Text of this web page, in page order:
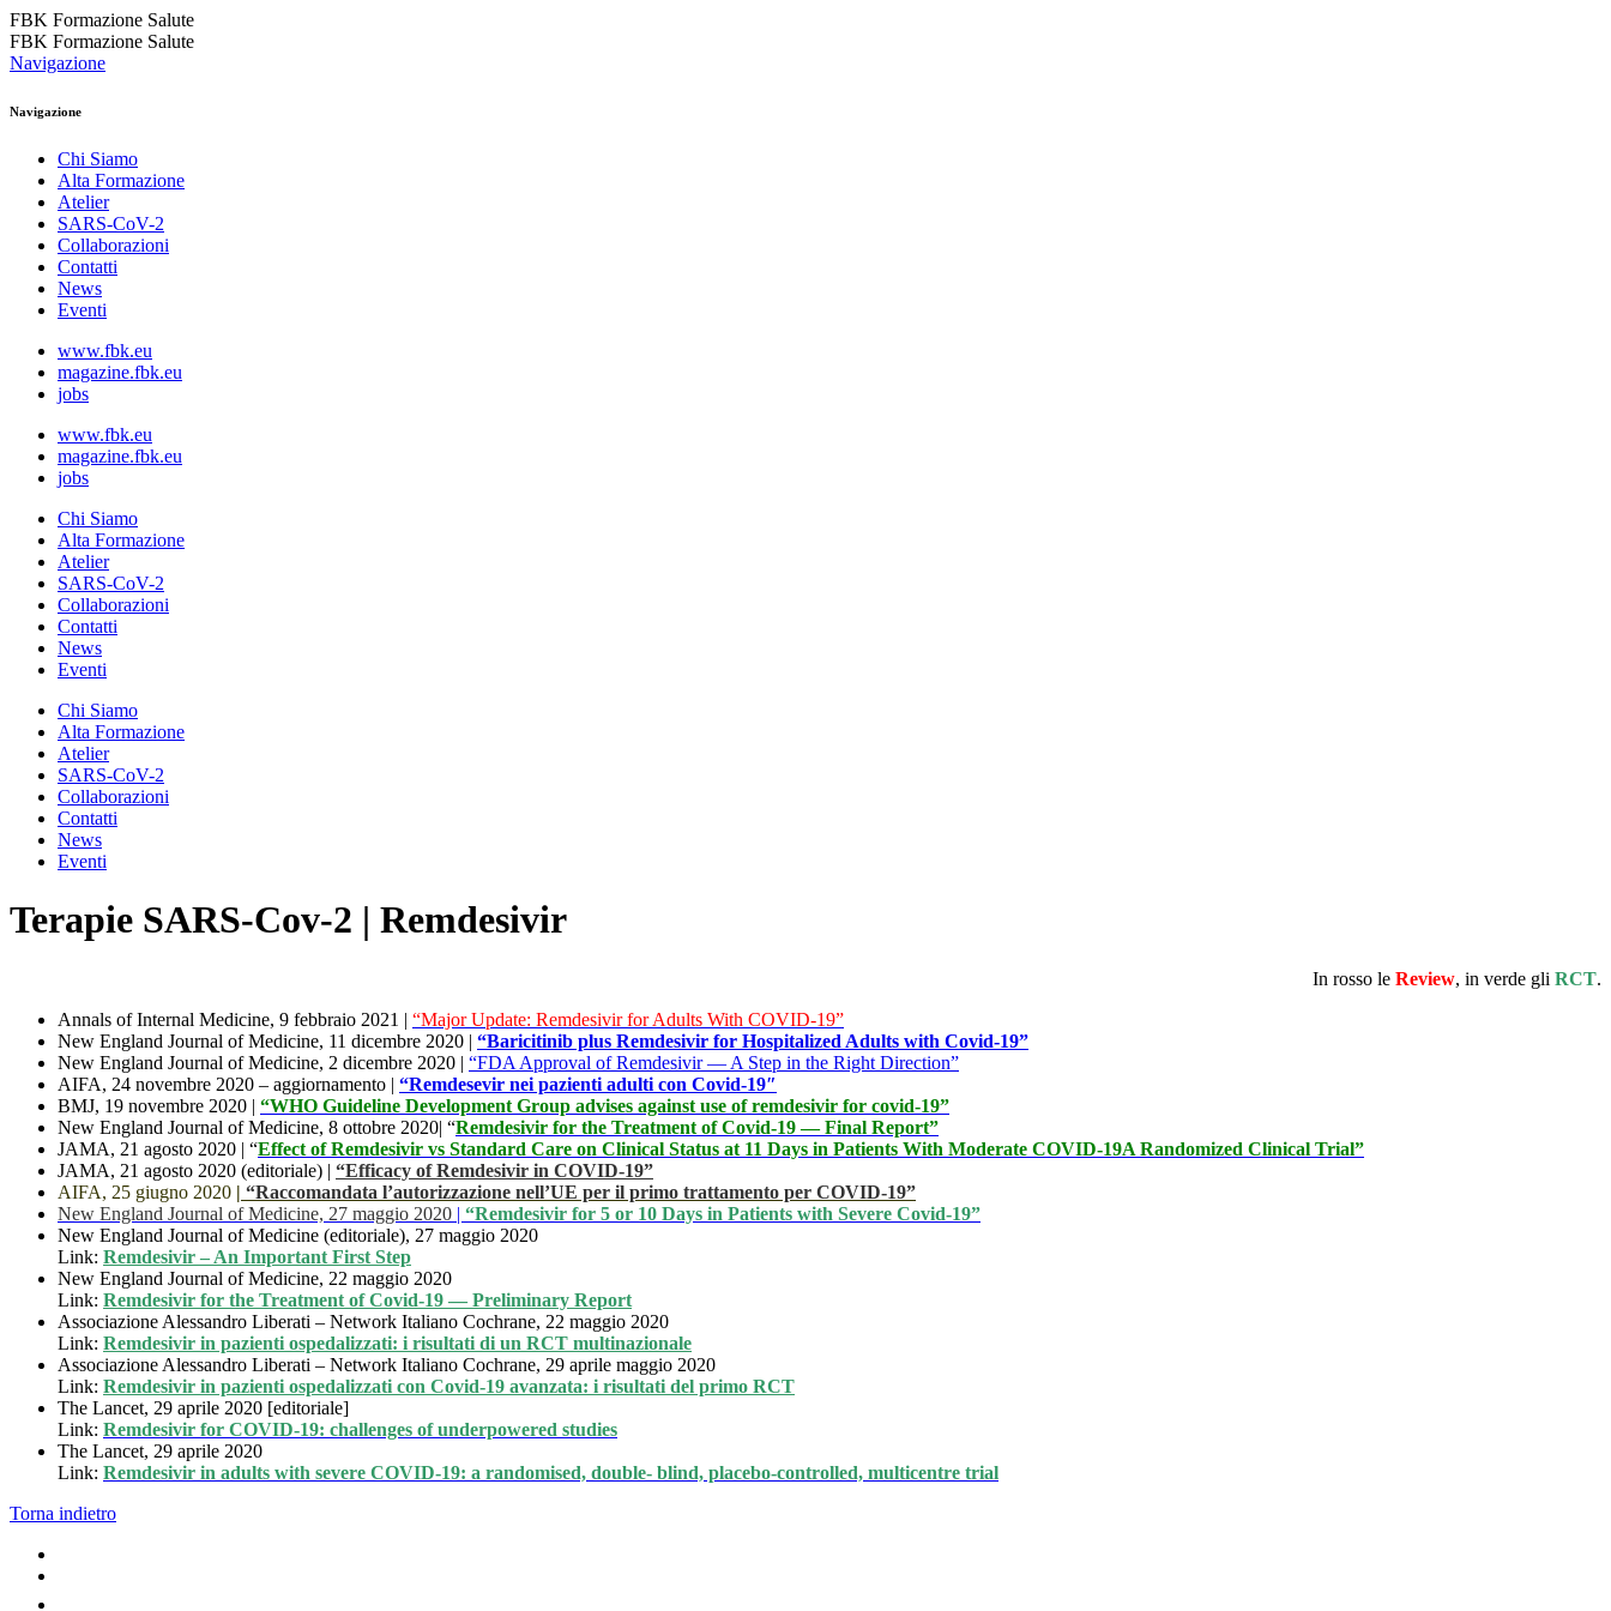
FBK Formazione Salute
FBK Formazione Salute
Navigazione
Navigazione
Chi Siamo
Alta Formazione
Atelier
SARS-CoV-2
Collaborazioni
Contatti
News
Eventi
www.fbk.eu
magazine.fbk.eu
jobs
www.fbk.eu
magazine.fbk.eu
jobs
Chi Siamo
Alta Formazione
Atelier
SARS-CoV-2
Collaborazioni
Contatti
News
Eventi
Chi Siamo
Alta Formazione
Atelier
SARS-CoV-2
Collaborazioni
Contatti
News
Eventi
Terapie SARS-Cov-2 | Remdesivir
In rosso le Review, in verde gli RCT.
Annals of Internal Medicine, 9 febbraio 2021 | “Major Update: Remdesivir for Adults With COVID-19”
New England Journal of Medicine, 11 dicembre 2020 | “Baricitinib plus Remdesivir for Hospitalized Adults with Covid-19”
New England Journal of Medicine, 2 dicembre 2020 | “FDA Approval of Remdesivir — A Step in the Right Direction”
AIFA, 24 novembre 2020 – aggiornamento | “Remdesevir nei pazienti adulti con Covid-19″
BMJ, 19 novembre 2020 | “WHO Guideline Development Group advises against use of remdesivir for covid-19”
New England Journal of Medicine, 8 ottobre 2020| “Remdesivir for the Treatment of Covid-19 — Final Report”
JAMA, 21 agosto 2020 | “Effect of Remdesivir vs Standard Care on Clinical Status at 11 Days in Patients With Moderate COVID-19A Randomized Clinical Trial”
JAMA, 21 agosto 2020 (editoriale) | “Efficacy of Remdesivir in COVID-19”
AIFA, 25 giugno 2020 | “Raccomandata l’autorizzazione nell’UE per il primo trattamento per COVID-19”
New England Journal of Medicine, 27 maggio 2020 | “Remdesivir for 5 or 10 Days in Patients with Severe Covid-19”
New England Journal of Medicine (editoriale), 27 maggio 2020
Link: Remdesivir – An Important First Step
New England Journal of Medicine, 22 maggio 2020
Link: Remdesivir for the Treatment of Covid-19 — Preliminary Report
Associazione Alessandro Liberati – Network Italiano Cochrane, 22 maggio 2020
Link: Remdesivir in pazienti ospedalizzati: i risultati di un RCT multinazionale
Associazione Alessandro Liberati – Network Italiano Cochrane, 29 aprile maggio 2020
Link: Remdesivir in pazienti ospedalizzati con Covid-19 avanzata: i risultati del primo RCT
The Lancet, 29 aprile 2020 [editoriale]
Link: Remdesivir for COVID-19: challenges of underpowered studies
The Lancet, 29 aprile 2020
Link: Remdesivir in adults with severe COVID-19: a randomised, double- blind, placebo-controlled, multicentre trial
Torna indietro